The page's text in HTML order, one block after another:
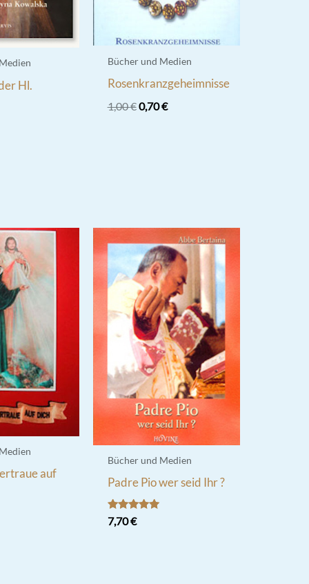
Hl.
Bücher und Medien
Rosenkranzgeheimnisse
1,00€Ursprünglicher
0,70€Aktueller
auf
Bücher und Medien
Padre Pio wer seid Ihr ?
Bewertet
mit
7,70€